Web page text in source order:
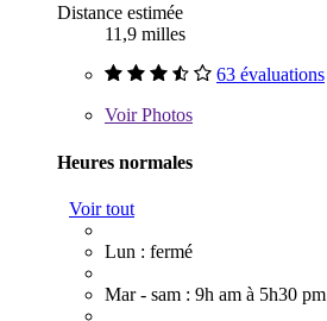
Distance estimée
11,9 milles
63 évaluations
VoirPhotos
Heures normales
Voir tout
Lun : fermé
Mar - sam : 9h am à 5h30 pm